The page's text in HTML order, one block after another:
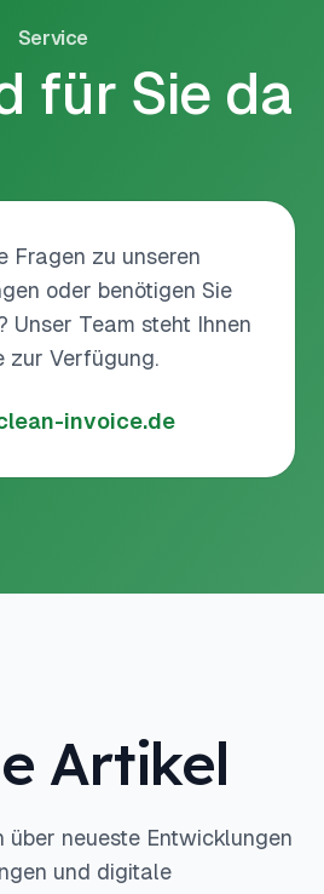
Service
für Sie da
Fragen zu unseren
oder benötigen Sie
Unser Team steht Ihnen
zur Verfügung.
invoice.de
Artikel
über neueste Entwicklungen
und digitale